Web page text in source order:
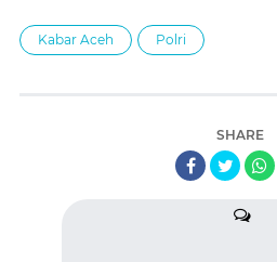
Kabar Aceh Polri
SHARE